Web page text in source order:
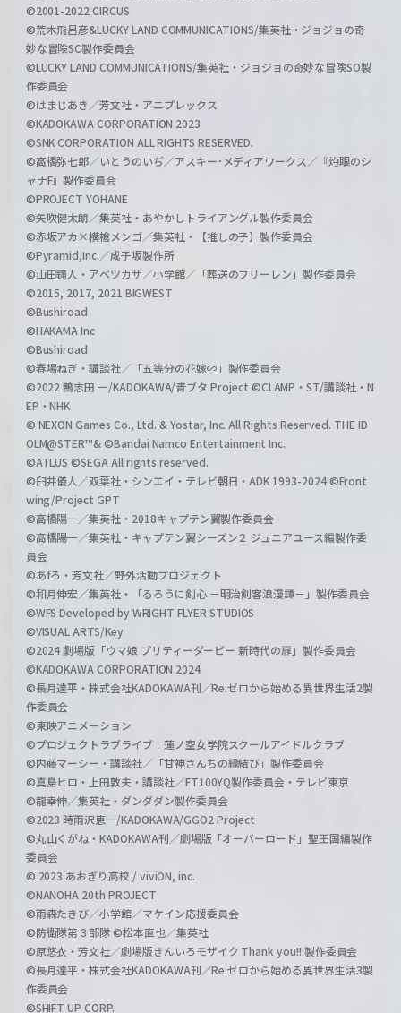
©2001-2022 CIRCUS
©荒木飛呂彦&LUCKY LAND COMMUNICATIONS/集英社・ジョジョの奇
妙な冒険SC製作委員会
©LUCKY LAND COMMUNICATIONS/集英社・ジョジョの奇妙な冒険SO製
作委員会
©はまじあき／芳文社・アニプレックス
©KADOKAWA CORPORATION 2023
©SNK CORPORATION ALL RIGHTS RESERVED.
©高橋弥七郎／いとうのいぢ／アスキー･メディアワークス／『灼眼のシ
ャナF』製作委員会
©PROJECT YOHANE
©矢吹健太朗／集英社・あやかしトライアングル製作委員会
©赤坂アカ×横槍メンゴ／集英社・【推しの子】製作委員会
©Pyramid,Inc.／成子坂製作所
©山田鐘人・アベツカサ／小学館／「葬送のフリーレン」製作委員会
©2015, 2017, 2021 BIGWEST
©Bushiroad
©HAKAMA Inc
©Bushiroad
©春場ねぎ・講談社／「五等分の花嫁∽」製作委員会
©2022 鴨志田 一/KADOKAWA/青ブタ Project ©CLAMP・ST/講談社・N
EP・NHK
© NEXON Games Co., Ltd. & Yostar, Inc. All Rights Reserved. THE ID
OLM@STER™& ©Bandai Namco Entertainment Inc.
©ATLUS ©SEGA All rights reserved.
©臼井儀人／双葉社・シンエイ・テレビ朝日・ADK 1993-2024 ©Front
wing/Project GPT
©高橋陽一／集英社・2018キャプテン翼製作委員会
©高橋陽一／集英社・キャプテン翼シーズン２ ジュニアユース編製作委
員会
©あfろ・芳文社／野外活動プロジェクト
©和月伸宏／集英社・「るろうに剣心 －明治剣客浪漫譚－」製作委員会
©WFS Developed by WRIGHT FLYER STUDIOS
©VISUAL ARTS/Key
©2024 劇場版「ウマ娘 プリティーダービー 新時代の扉」製作委員会
©KADOKAWA CORPORATION 2024
©長月達平・株式会社KADOKAWA刊／Re:ゼロから始める異世界生活2製
作委員会
©東映アニメーション
©プロジェクトラブライブ！蓮ノ空女学院スクールアイドルクラブ
©内藤マーシー・講談社／「甘神さんちの縁結び」製作委員会
©真島ヒロ・上田敦夫・講談社／FT100YQ製作委員会・テレビ東京
©龍幸伸／集英社・ダンダダン製作委員会
©2023 時雨沢恵一/KADOKAWA/GGO2 Project
©丸山くがね・KADOKAWA刊／劇場版「オーバーロード」聖王国編製作
委員会
© 2023 あおぎり高校 / viviON, inc.
©NANOHA 20th PROJECT
©雨森たきび／小学館／マケイン応援委員会
©防衛隊第３部隊 ©松本直也／集英社
©原悠衣・芳文社／劇場版きんいろモザイク Thank you!! 製作委員会
©長月達平・株式会社KADOKAWA刊／Re:ゼロから始める異世界生活3製
作委員会
©SHIFT UP CORP.